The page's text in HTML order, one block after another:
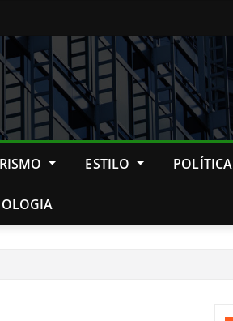
ESTILO POLÍTICA